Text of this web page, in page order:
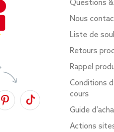
Questions
Nous
Liste de
Retours
Rappel
Conditions
cours
Guide
Actions